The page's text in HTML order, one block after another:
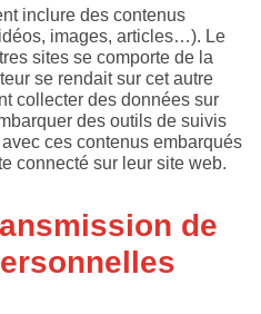
inclure des contenus
images, articles…). Le
sites se comporte de la
se rendait sur cet autre
collecter des données sur
des outils de suivis
ces contenus embarqués
connecté sur leur site web.
de